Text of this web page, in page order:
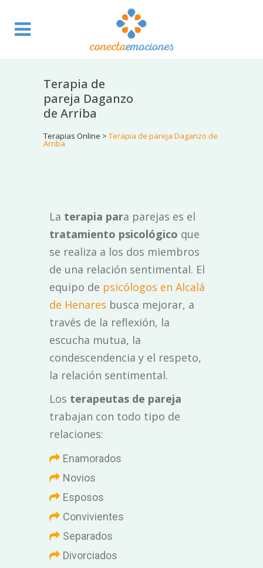
Terapia de
pareja Daganzo
de Arriba
Terapias Online > Terapia de pareja Daganzo de
Arriba
La terapia para parejas es el
tratamiento psicológico que
se realiza a los dos miembros
de una relación sentimental. El
equipo de psicólogos en Alcalá
de Henares busca mejorar, a
través de la reflexión, la
escucha mutua, la
condescendencia y el respeto,
la relación sentimental.
Los terapeutas de pareja
trabajan con todo tipo de
relaciones:
Enamorados
Novios
Esposos
Convivientes
Separados
Divorciados